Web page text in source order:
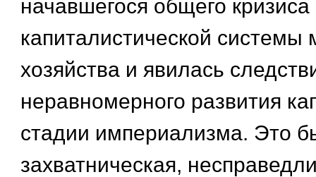
начавшегося общего кризиса
капиталистической системы
хозяйства и явилась
неравномерного развития
стадии империализма. Это
захватническая,